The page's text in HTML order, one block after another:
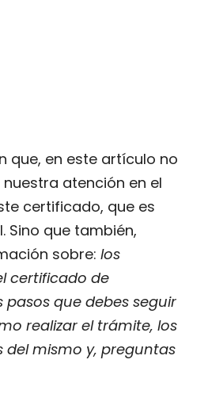
que, en este artículo no
atención en el
certificado, que es
Sino que también,
sobre: los
certificado de
que debes seguir
realizar el trámite, los
del mismo y, preguntas